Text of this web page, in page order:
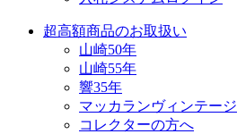
超高額商品のお取扱い
山崎50年
山崎55年
響35年
マッカランヴィンテージ
コレクターの方へ